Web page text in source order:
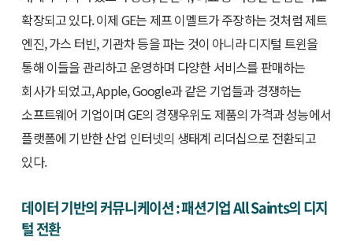
확장되고 있다. 이제 GE는 제프 이멜트가 주장하는 것처럼 제트
엔진, 가스 터빈, 기관차 등을 파는 것이 아니라 디지털 트윈을
통해 이들을 관리하고 운영하며 다양한 서비스를 판매하는
회사가 되었고, Apple, Google과 같은 기업들과 경쟁하는
소프트웨어 기업이며 GE의 경쟁우위도 제품의 가격과 성능에서
플랫폼에 기반한 산업 인터넷의 생태계 리더십으로 전환되고
있다.
데이터 기반의 커뮤니케이션 : 패션기업 All Saints의 디지
털 전환